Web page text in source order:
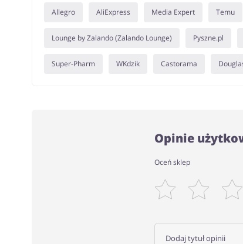
Allegro AliExpress Media Expert Temu
Lounge by Zalando (Zalando Lounge) Pyszne.pl
Super-Pharm WKdzik Castorama
Opinie
Oceń sklep